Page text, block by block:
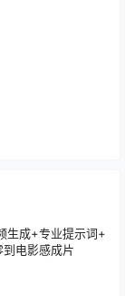
生成+专业提示词+
电影感成片